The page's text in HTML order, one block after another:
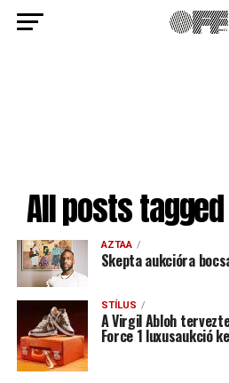
All posts
AZTAA
Skepta aukcióra
STÍLUS
A Virgil Abloh
Force 1 luxusaukció